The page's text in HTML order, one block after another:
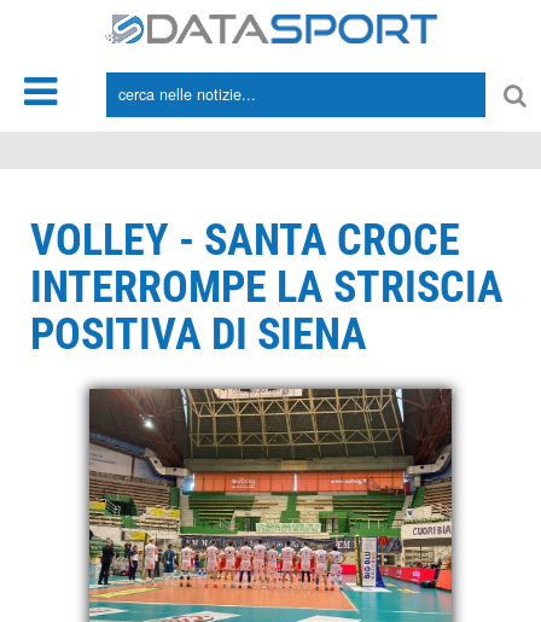
VOLLEY - SANTA CROCE
INTERROMPE LA STRISCIA
POSITIVA DI SIENA